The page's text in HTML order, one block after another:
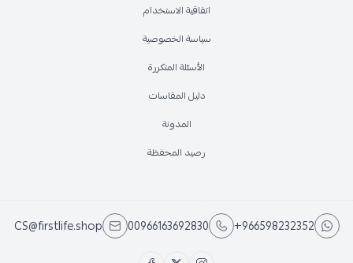
اتفاقية الاستخدام
سياسة الخصوصية
الأسئلة المتكررة
دليل المقاسات
المدونة
رصيد المحفظة
+966598232352
00966163692830
CS@firstlife.shop